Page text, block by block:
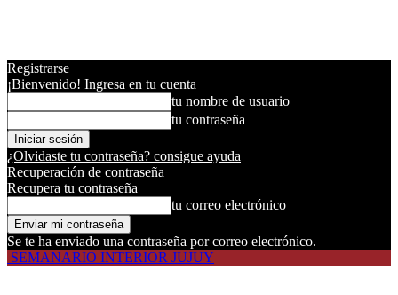
Registrarse
¡Bienvenido! Ingresa en tu cuenta
tu nombre de usuario
tu contraseña
¿Olvidaste tu contraseña? consigue ayuda
Recuperación de contraseña
Recupera tu contraseña
tu correo electrónico
Se te ha enviado una contraseña por correo electrónico.
SEMANARIO INTERIOR JUJUY